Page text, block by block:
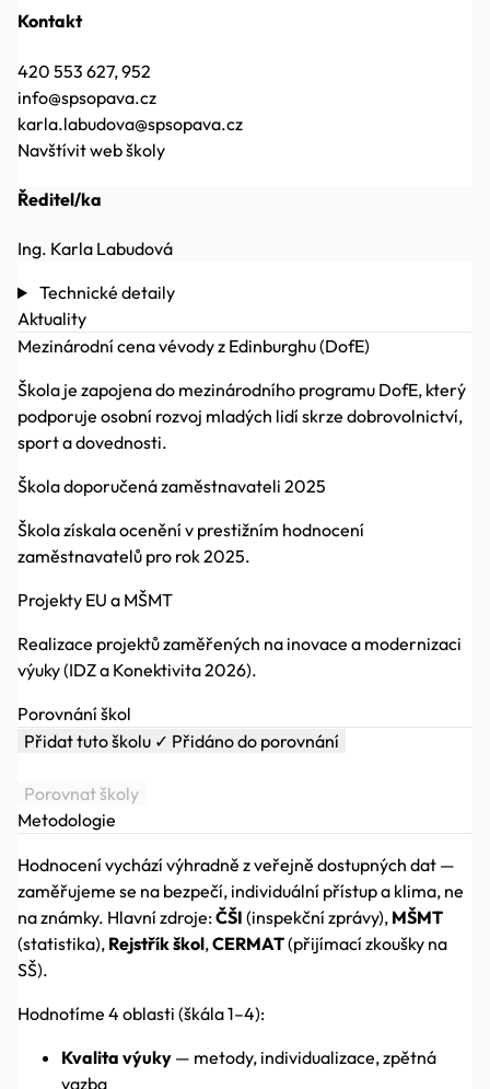
Kontakt
420 553 627, 952
info@spsopava.cz
karla.labudova@spsopava.cz
Navštívit web školy
Ředitel/ka
Ing. Karla Labudová
Technické detaily
Aktuality
Mezinárodní cena vévody z Edinburghu (DofE)
Škola je zapojena do mezinárodního programu DofE, který
podporuje osobní rozvoj mladých lidí skrze dobrovolnictví,
sport a dovednosti.
Škola doporučená zaměstnavateli 2025
Škola získala ocenění v prestižním hodnocení
zaměstnavatelů pro rok 2025.
Projekty EU a MŠMT
Realizace projektů zaměřených na inovace a modernizaci
výuky (IDZ a Konektivita 2026).
Porovnání škol
Přidat tuto školu ✓ Přidáno do porovnání
Porovnat školy
Metodologie
Hodnocení vychází výhradně z veřejně dostupných dat —
zaměřujeme se na bezpečí, individuální přístup a klima, ne
na známky. Hlavní zdroje:ČŠI (inspekční zprávy), MŠMT
(statistika), Rejstřík škol,CERMAT(přijímací zkoušky na
SŠ).
Hodnotíme 4 oblasti (škála 1–4):
Kvalita výuky — metody, individualizace, zpětná
vazba